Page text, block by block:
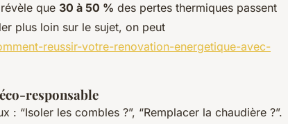
que 30 à 50 % des pertes thermiques passent
plus loin sur le sujet, on peut
reussir-votre-renovation-energetique-avec-
responsable
: “Isoler les combles ?”, “Remplacer la chaudière ?”.